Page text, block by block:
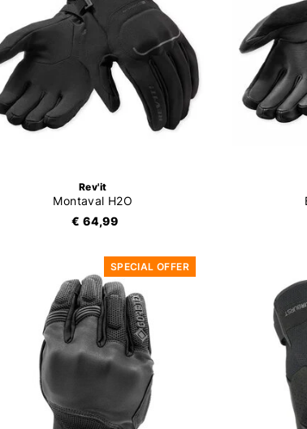
Rev'it
Montaval H2O
€ 64,99
SPECIAL OFFER